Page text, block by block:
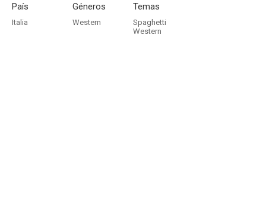
País
Italia
Géneros
Western
Temas
Spaghetti
Western